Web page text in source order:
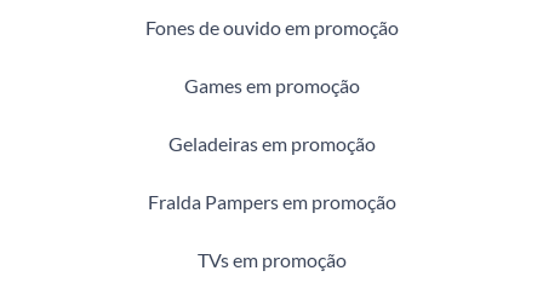
Fones de ouvido em promoção
Games em promoção
Geladeiras em promoção
Fralda Pampers em promoção
TVs em promoção